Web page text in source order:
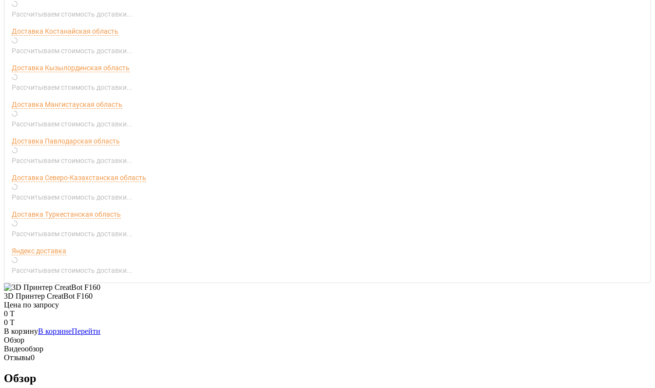
Рассчитываем стоимость доставки...
Доставка Костанайская область
Рассчитываем стоимость доставки...
Доставка Кызылординская область
Рассчитываем стоимость доставки...
Доставка Мангистауская область
Рассчитываем стоимость доставки...
Доставка Павлодарская область
Рассчитываем стоимость доставки...
Доставка Северо-Казахстанская область
Рассчитываем стоимость доставки...
Доставка Туркестанская область
Рассчитываем стоимость доставки...
Яндекс доставка
Рассчитываем стоимость доставки...
3D Принтер CreatBot F160
Цена по запросу
0 T
0 T
В корзинуВ корзинеПерейти
Обзор
Видеообзор
Отзывы0
Обзор